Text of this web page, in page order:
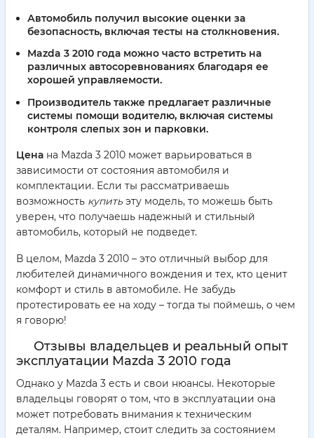
Автомобиль получил высокие оценки за
безопасность, включая тесты на столкновения.
Mazda 3 2010 года можно часто встретить на
различных автосоревнованиях благодаря ее
хорошей управляемости.
Производитель также предлагает различные
системы помощи водителю, включая системы
контроля слепых зон и парковки.
Цена на Mazda 3 2010 может варьироваться в
зависимости от состояния автомобиля и
комплектации. Если ты рассматриваешь
возможность купить эту модель, то можешь быть
уверен, что получаешь надежный и стильный
автомобиль, который не подведет.
В целом, Mazda 3 2010 – это отличный выбор для
любителей динамичного вождения и тех, кто ценит
комфорт и стиль в автомобиле. Не забудь
протестировать ее на ходу – тогда ты поймешь, о чем
я говорю!
Отзывы владельцев и реальный опыт
эксплуатации Mazda 3 2010 года
Однако у Mazda 3 есть и свои нюансы. Некоторые
владельцы говорят о том, что в эксплуатации она
может потребовать внимания к техническим
деталям. Например, стоит следить за состоянием